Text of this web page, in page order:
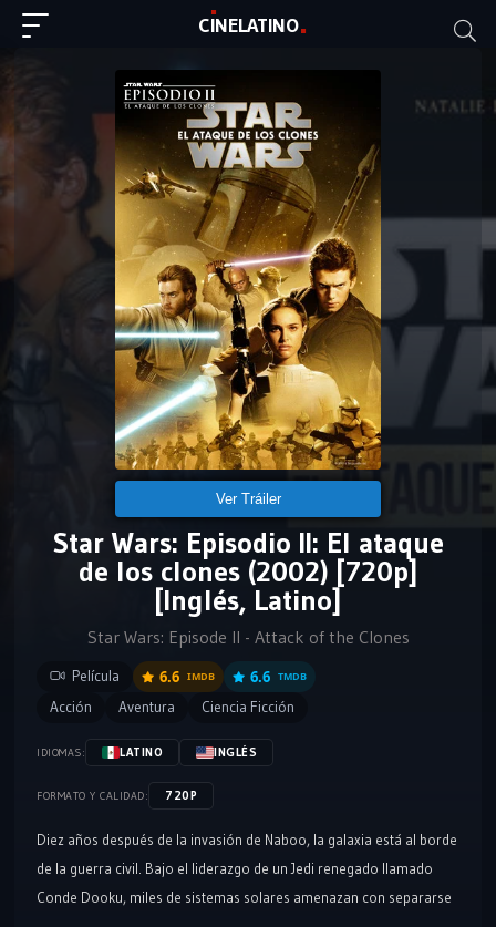
CINELATINO
Ver Tráiler
Star Wars: Episodio II: El ataque
de los clones (2002) [720p]
[Inglés, Latino]
Star Wars: Episode II - Attack of the Clones
Película 6.6 IMDB 6.6 TMDB
Acción Aventura Ciencia Ficción
IDIOMAS: LATINO INGLÉS
FORMATO Y CALIDAD: 720P
Diez años después de la invasión de Naboo, la galaxia está al borde
de la guerra civil. Bajo el liderazgo de un Jedi renegado llamado
Conde Dooku, miles de sistemas solares amenazan con separarse